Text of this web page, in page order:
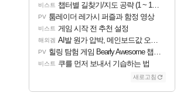
비스트 챕터별 길찾기/지도 공략 (1 ~ 12장)
PV 툼레이더 레가시 퍼즐과 함정 영상
비스트 게임 시작 전 추천 설정
해외겜 AI발 원가 압박, 메인보드값 오르나
PV 힐링 탐험 게임 Bearly Awesome 챕터 1 트레일러
비스트 쿠를 먼저 보내서 기습하는 법
새로고침